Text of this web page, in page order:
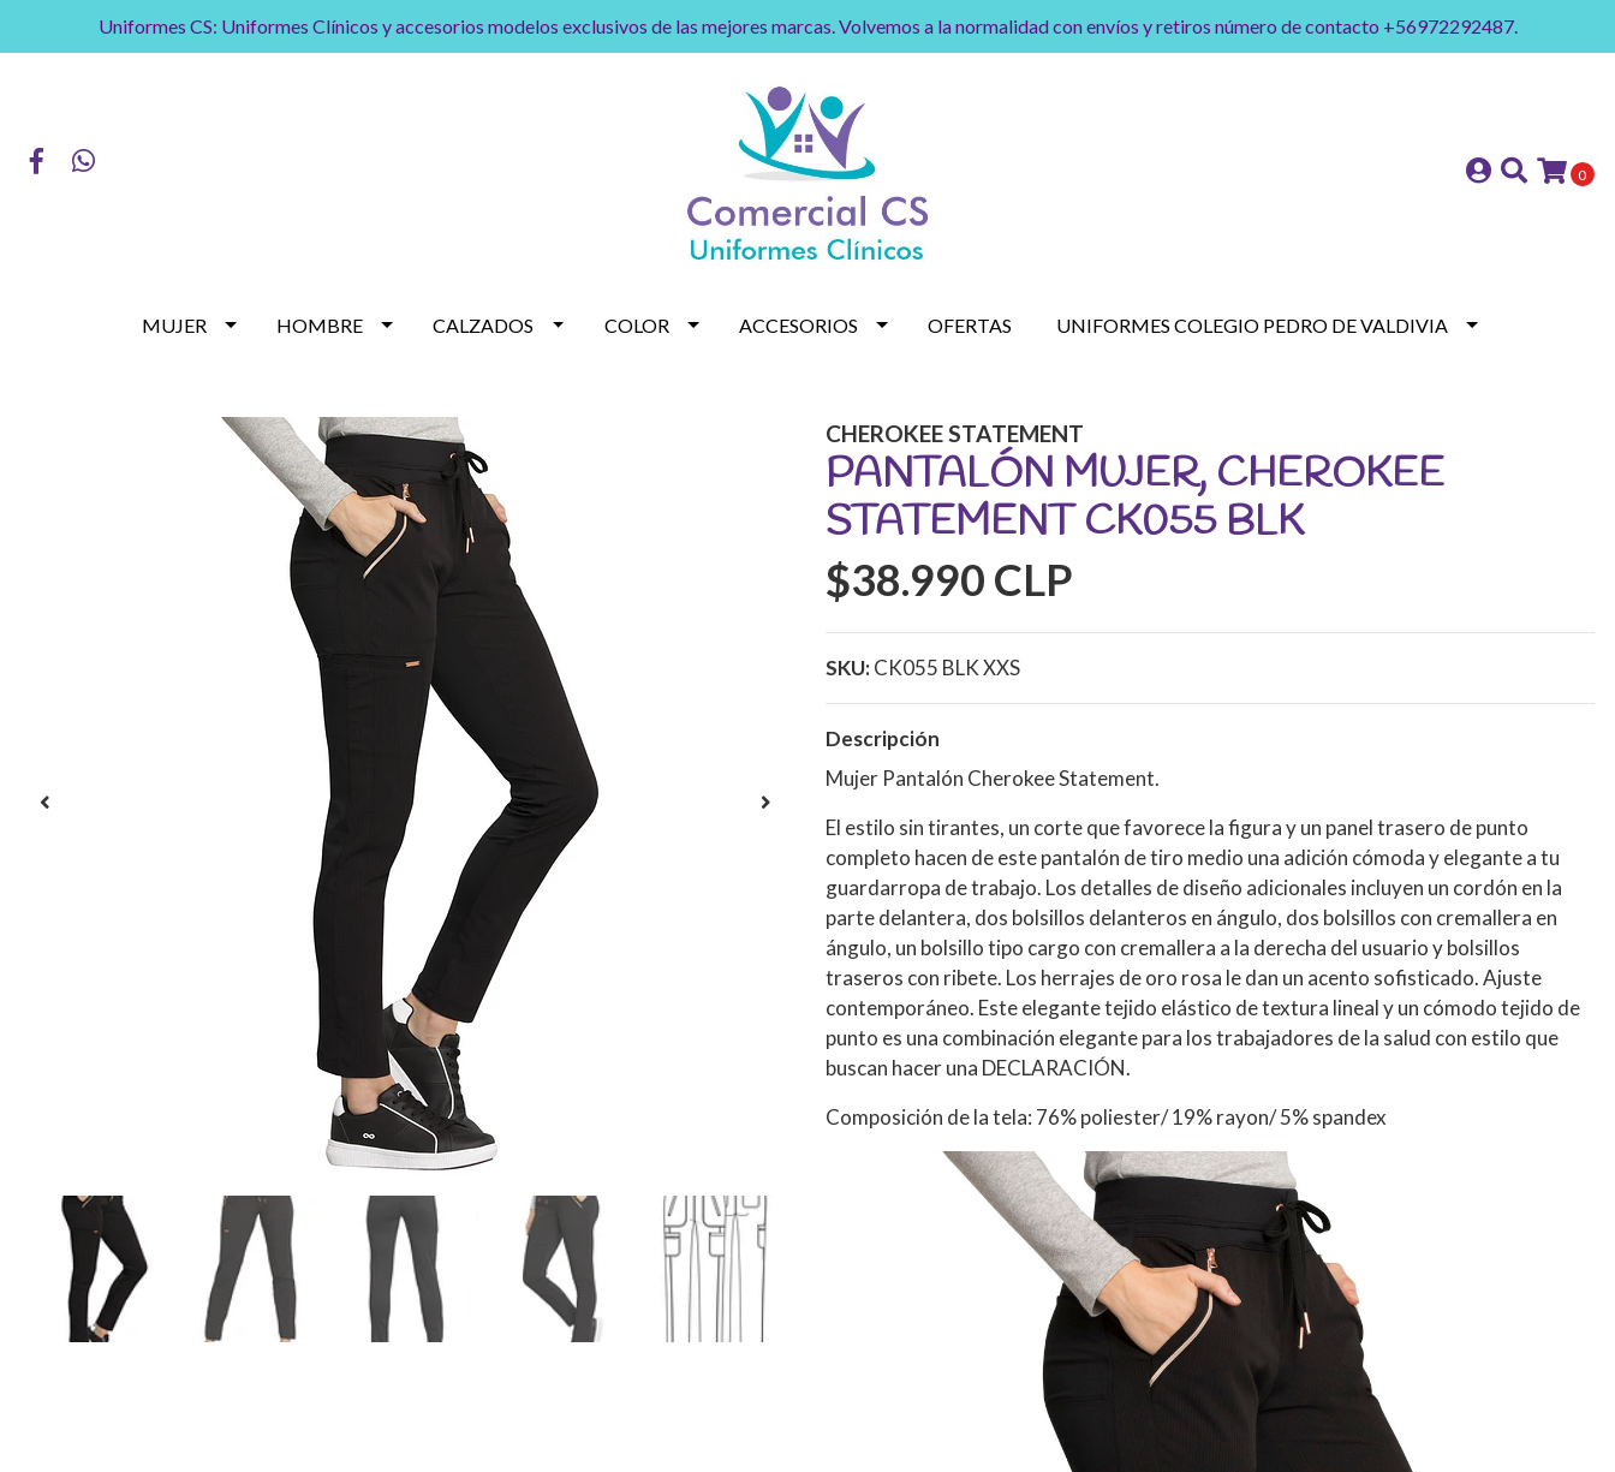
Uniformes CS: Uniformes Clínicos y accesorios modelos exclusivos de las mejores marcas. Volvemos a la normalidad con envíos y retiros número de contacto +56972292487.
0
MUJER HOMBRE CALZADOS COLOR ACCESORIOS OFERTAS UNIFORMES COLEGIO PEDRO DE VALDIVIA
CHEROKEE STATEMENT
PANTALÓN MUJER, CHEROKEE
STATEMENT CK055 BLK
$38.990 CLP
SKU:CK055 BLK XXS
Descripción
Mujer Pantalón Cherokee Statement.
El estilo sin tirantes, un corte que favorece la figura y un panel trasero de punto
completo hacen de este pantalón de tiro medio una adición cómoda y elegante a tu
guardarropa de trabajo. Los detalles de diseño adicionales incluyen un cordón en la
parte delantera, dos bolsillos delanteros en ángulo, dos bolsillos con cremallera en
ángulo, un bolsillo tipo cargo con cremallera a la derecha del usuario y bolsillos
traseros con ribete. Los herrajes de oro rosa le dan un acento sofisticado. Ajuste
contemporáneo. Este elegante tejido elástico de textura lineal y un cómodo tejido de
punto es una combinación elegante para los trabajadores de la salud con estilo que
buscan hacer una DECLARACIÓN.
Composición de la tela: 76% poliester/ 19% rayon/ 5% spandex